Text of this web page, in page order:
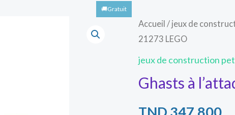
Accueil / jeux de
21273 LEGO
jeux de construction
Ghasts à
TND 347.800